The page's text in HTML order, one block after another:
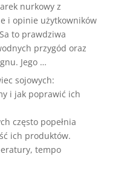
nurkowy z
i opinie użytkowników
to prawdziwa
przygód oraz
Jego …
sojowych:
i jak poprawić ich
często popełnia
ich produktów.
tempo